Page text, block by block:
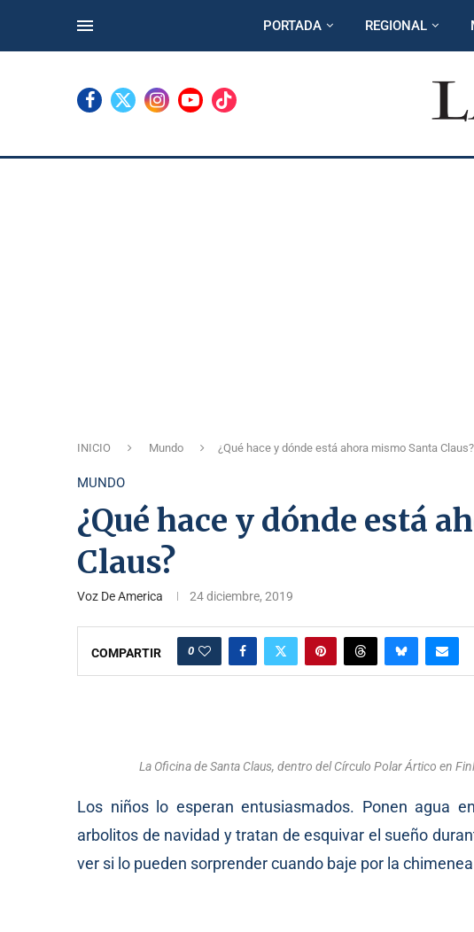
PORTADA REGIONAL
INICIO Mundo ¿Qué hace y dónde está ahora mismo Santa Claus?
MUNDO
¿Qué hace y dónde está
Claus?
Voz De America 24 diciembre, 2019
COMPARTIR 0
La Oficina de Santa Claus, dentro del Círculo Polar Ártico en
Los niños lo esperan entusiasmados. Ponen agua
arbolitos de navidad y tratan de esquivar el sueño
ver si lo pueden sorprender cuando baje por la